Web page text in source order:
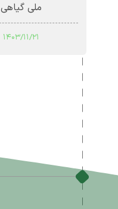
ملی گیاهی
1403/11/21